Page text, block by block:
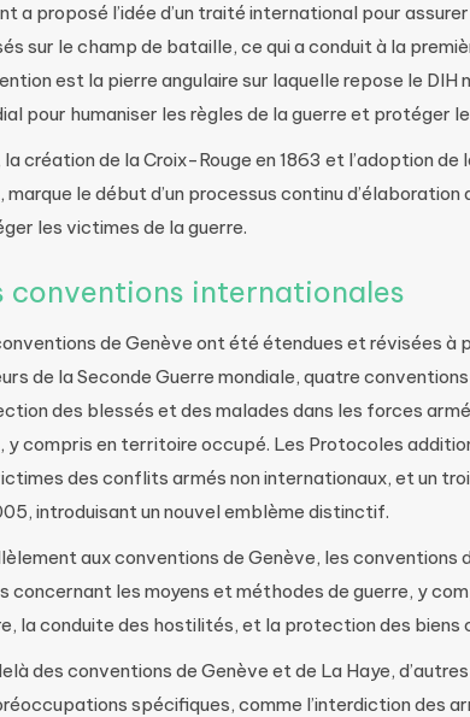
a proposé l’idée d’un traité international pour
sur le champ de bataille, ce qui a conduit à la
est la pierre angulaire sur laquelle repose le DIH
pour humaniser les règles de la guerre et protéger
la création de la Croix-Rouge en 1863 et l’adoption
marque le début d’un processus continu
les victimes de la guerre.
conventions internationales
de Genève ont été étendues et révisées à
de la Seconde Guerre mondiale, quatre
des blessés et des malades dans les forces
y compris en territoire occupé. Les Protocoles
des conflits armés non internationaux, et un
introduisant un nouvel emblème distinctif.
aux conventions de Genève, les conventions
concernant les moyens et méthodes de guerre, y
la conduite des hostilités, et la protection des biens
des conventions de Genève et de La Haye,
spécifiques, comme l’interdiction des